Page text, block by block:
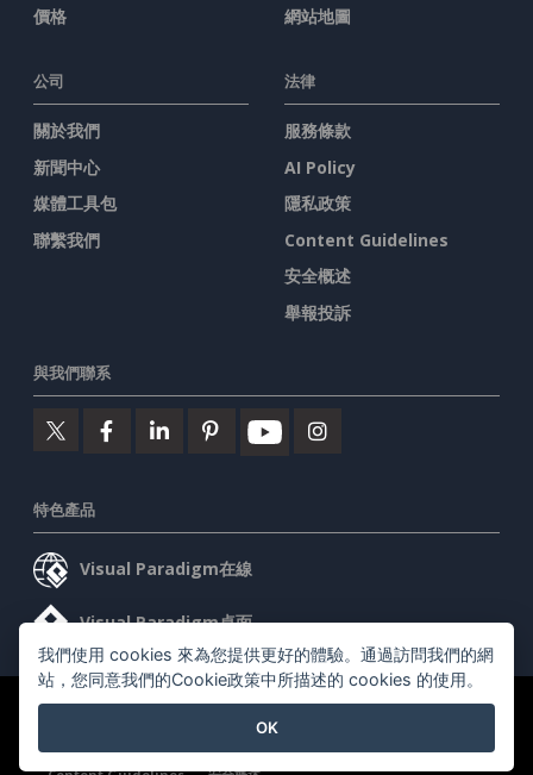
價格
網站地圖
公司
關於我們
新聞中心
媒體工具包
聯繫我們
法律
服務條款
AI Policy
隱私政策
Content Guidelines
安全概述
舉報投訴
與我們聯系
特色產品
Visual Paradigm在線
Visual Paradigm桌面
我們使用 cookies 來為您提供更好的體驗。通過訪問我們的網
站，您同意我們的Cookie政策中所描述的 cookies 的使用。
OK